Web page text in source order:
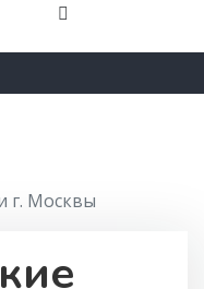
г. Москвы